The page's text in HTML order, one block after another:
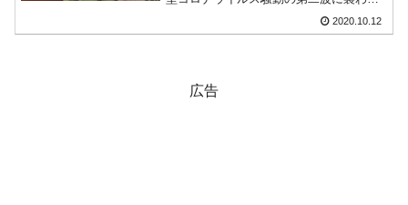
国の過剰生産が世界を蝕む。
【米韓激突案件】韓国消費者院が『クーパ
請」「再生申請」（民事再生手続き）を
2020.10.12
広告